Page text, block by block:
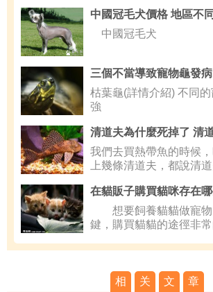
中國冠毛犬
枯葉龜(詳情介紹) 不同
強
清道夫為什麼死掉了 清
我們去買熱帶魚的時候
上幾條清道夫，都說清
在貓販子購買貓咪存在
想要飼養貓貓做寵物
鍵，購買貓貓的途徑非
相 关 文 章